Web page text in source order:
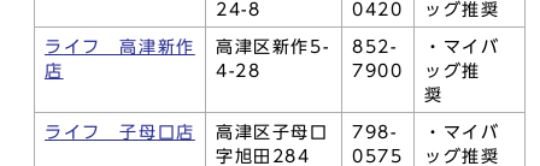
24-8
0420
ッグ推奨
ライフ 高津新作
店
高津区新作5-
4-28
852-
7900
・マイバ
ッグ推
奨
ライフ 子母口店
高津区子母口
字旭田284
798-
0575
・マイバ
ッグ推奨